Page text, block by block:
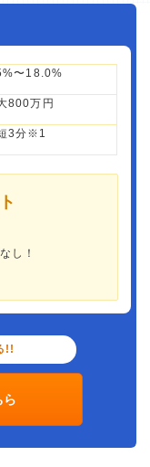
〜18.0%
800万円
3分※1
し！
!!
ら